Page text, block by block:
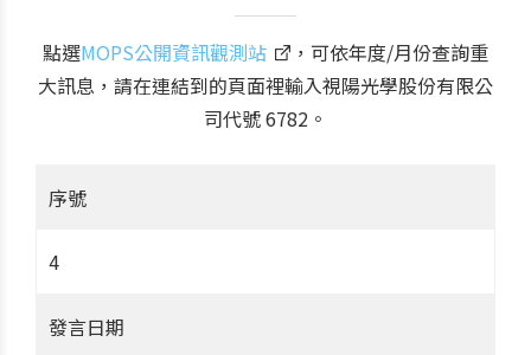
點選MOPS公開資訊觀測站
，可依年度/月份查詢重
大訊息，請在連結到的頁面裡輸入視陽光學股份有限公
司代號 6782。
序號
4
發言日期